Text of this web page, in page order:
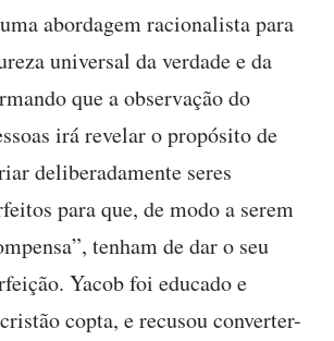
abordagem racionalista para
universal da verdade e da
que a observação do
irá revelar o propósito de
deliberadamente seres
para que, de modo a serem
tenham de dar o seu
Yacob foi educado e
copta, e recusou converter-